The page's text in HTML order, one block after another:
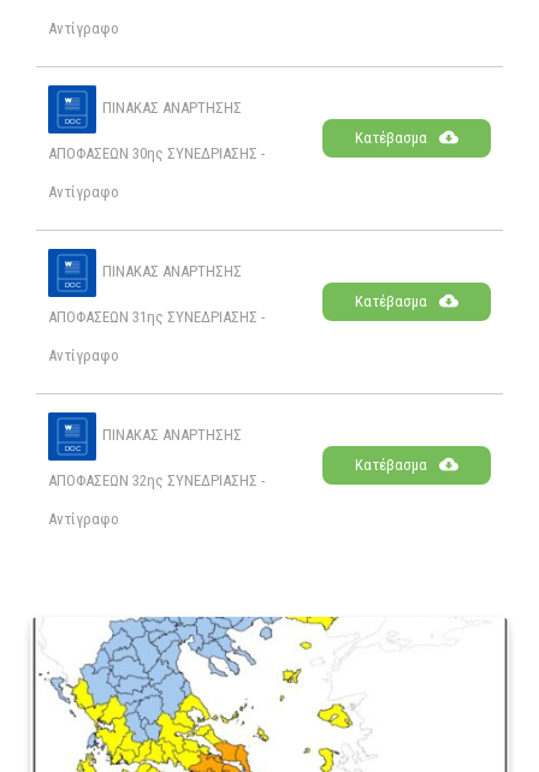
Αντίγραφο
ΠΙΝΑΚΑΣ ΑΝΑΡΤΗΣΗΣ
ΑΠΟΦΑΣΕΩΝ 30ης ΣΥΝΕΔΡΙΑΣΗΣ -
Αντίγραφο
Κατέβασμα
ΠΙΝΑΚΑΣ ΑΝΑΡΤΗΣΗΣ
ΑΠΟΦΑΣΕΩΝ 31ης ΣΥΝΕΔΡΙΑΣΗΣ -
Αντίγραφο
Κατέβασμα
ΠΙΝΑΚΑΣ ΑΝΑΡΤΗΣΗΣ
ΑΠΟΦΑΣΕΩΝ 32ης ΣΥΝΕΔΡΙΑΣΗΣ -
Αντίγραφο
Κατέβασμα